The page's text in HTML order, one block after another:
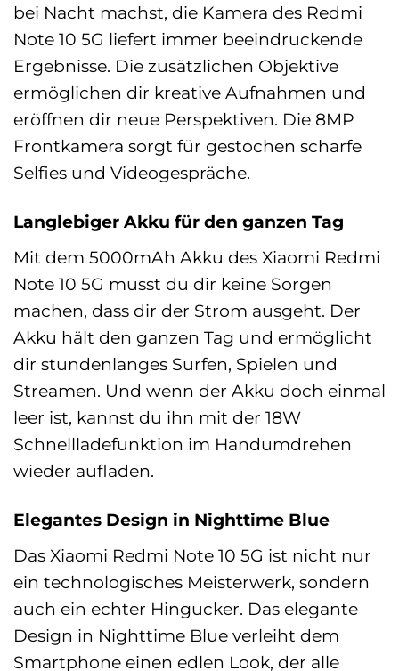
bei Nacht machst, die Kamera des Redmi
Note 10 5G liefert immer beeindruckende
Ergebnisse. Die zusätzlichen Objektive
ermöglichen dir kreative Aufnahmen und
eröffnen dir neue Perspektiven. Die 8MP
Frontkamera sorgt für gestochen scharfe
Selfies und Videogespräche.
Langlebiger Akku für den ganzen Tag
Mit dem 5000mAh Akku des Xiaomi Redmi
Note 10 5G musst du dir keine Sorgen
machen, dass dir der Strom ausgeht. Der
Akku hält den ganzen Tag und ermöglicht
dir stundenlanges Surfen, Spielen und
Streamen. Und wenn der Akku doch einmal
leer ist, kannst du ihn mit der 18W
Schnellladefunktion im Handumdrehen
wieder aufladen.
Elegantes Design in Nighttime Blue
Das Xiaomi Redmi Note 10 5G ist nicht nur
ein technologisches Meisterwerk, sondern
auch ein echter Hingucker. Das elegante
Design in Nighttime Blue verleiht dem
Smartphone einen edlen Look, der alle